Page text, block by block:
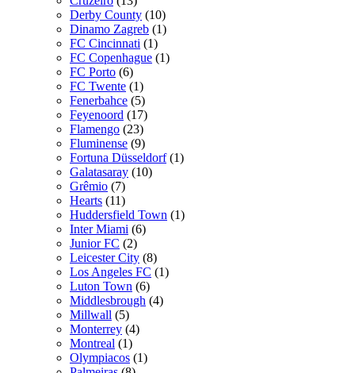
Derby County (10)
Dinamo Zagreb (1)
FC Cincinnati (1)
FC Copenhague (1)
FC Porto (6)
FC Twente (1)
Fenerbahce (5)
Feyenoord (17)
Flamengo (23)
Fluminense (9)
Fortuna Düsseldorf (1)
Galatasaray (10)
Grêmio (7)
Hearts (11)
Huddersfield Town (1)
Inter Miami (6)
Junior FC (2)
Leicester City (8)
Los Angeles FC (1)
Luton Town (6)
Middlesbrough (4)
Millwall (5)
Monterrey (4)
Montreal (1)
Olympiacos (1)